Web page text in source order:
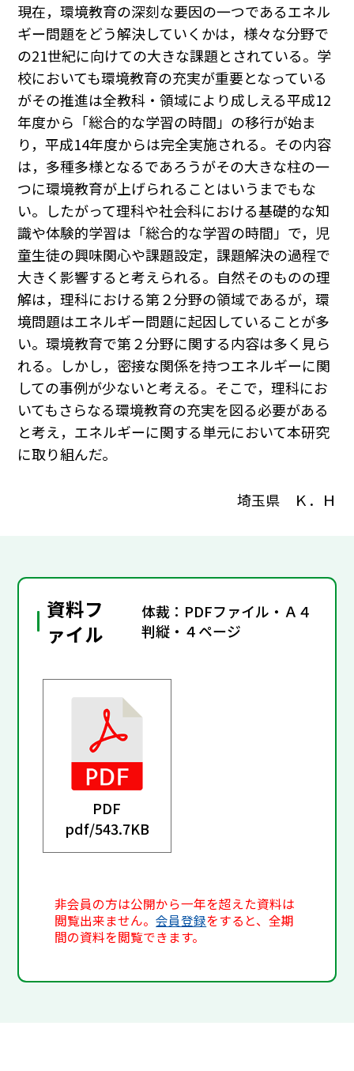
現在，環境教育の深刻な要因の一つであるエネル
ギー問題をどう解決していくかは，様々な分野で
の21世紀に向けての大きな課題とされている。学
校においても環境教育の充実が重要となっている
がその推進は全教科・領域により成しえる平成12
年度から「総合的な学習の時間」の移行が始ま
り，平成14年度からは完全実施される。その内容
は，多種多様となるであろうがその大きな柱の一
つに環境教育が上げられることはいうまでもな
い。したがって理科や社会科における基礎的な知
識や体験的学習は「総合的な学習の時間」で，児
童生徒の興味関心や課題設定，課題解決の過程で
大きく影響すると考えられる。自然そのものの理
解は，理科における第２分野の領域であるが，環
境問題はエネルギー問題に起因していることが多
い。環境教育で第２分野に関する内容は多く見ら
れる。しかし，密接な関係を持つエネルギーに関
しての事例が少ないと考える。そこで，理科にお
いてもさらなる環境教育の充実を図る必要がある
と考え，エネルギーに関する単元において本研究
に取り組んだ。
埼玉県 Ｋ．Ｈ
資料フ
ァイル
体裁：PDFファイル・Ａ４
判縦・４ページ
PDF
pdf/543.7KB
非会員の方は公開から一年を超えた資料は
閲覧出来ません。会員登録をすると、全期
間の資料を閲覧できます。